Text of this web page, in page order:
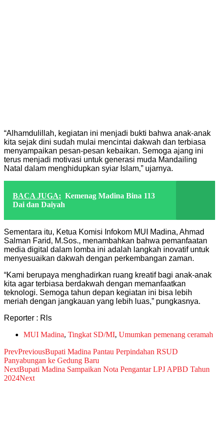
“Alhamdulillah, kegiatan ini menjadi bukti bahwa anak-anak
kita sejak dini sudah mulai mencintai dakwah dan terbiasa
menyampaikan pesan-pesan kebaikan. Semoga ajang ini
terus menjadi motivasi untuk generasi muda Mandailing
Natal dalam menghidupkan syiar Islam,” ujarnya.
BACA JUGA: Kemenag Madina Bina 113
Dai dan Daiyah
Sementara itu, Ketua Komisi Infokom MUI Madina, Ahmad
Salman Farid, M.Sos., menambahkan bahwa pemanfaatan
media digital dalam lomba ini adalah langkah inovatif untuk
menyesuaikan dakwah dengan perkembangan zaman.
“Kami berupaya menghadirkan ruang kreatif bagi anak-anak
kita agar terbiasa berdakwah dengan memanfaatkan
teknologi. Semoga tahun depan kegiatan ini bisa lebih
meriah dengan jangkauan yang lebih luas,” pungkasnya.
Reporter : Rls
MUI Madina, Tingkat SD/MI, Umumkan pemenang ceramah
PrevPreviousBupati Madina Pantau Perpindahan RSUD
Panyabungan ke Gedung Baru
NextBupati Madina Sampaikan Nota Pengantar LPJ APBD Tahun
2024Next